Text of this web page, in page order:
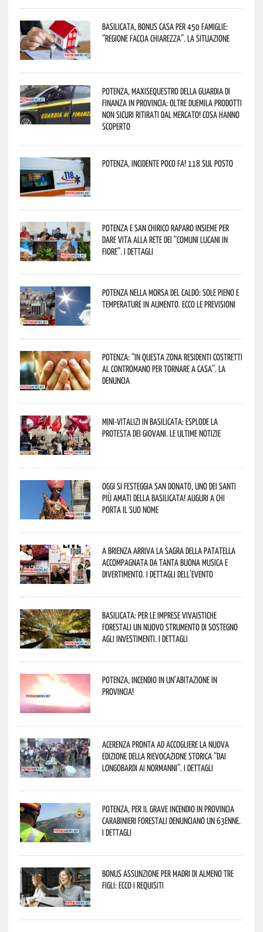
Basilicata, Bonus casa per 450 famiglie:
“Regione faccia chiarezza”. La situazione
Potenza, maxisequestro della Guardia di
Finanza in provincia: oltre duemila prodotti
non sicuri ritirati dal mercato! Cosa hanno
scoperto
Potenza, incidente poco fa! 118 sul posto
Potenza e San Chirico Raparo insieme per
dare vita alla rete dei “Comuni Lucani in
Fiore”. I dettagli
Potenza nella morsa del caldo: sole pieno e
temperature in aumento. Ecco le previsioni
Potenza: “In questa zona residenti costretti
al contromano per tornare a casa”. La
denuncia
Mini-vitalizi in Basilicata: esplode la
protesta dei giovani. Le ultime notizie
Oggi si festeggia San Donato, uno dei Santi
più amati della Basilicata! Auguri a chi
porta il suo nome
A Brienza arriva la Sagra della Patatella
accompagnata da tanta buona musica e
divertimento. I dettagli dell’evento
Basilicata: per le imprese vivaistiche
forestali un nuovo strumento di sostegno
agli investimenti. I dettagli
Potenza, incendio in un’abitazione in
provincia!
Acerenza pronta ad accogliere la nuova
edizione della rievocazione storica “Dai
Longobardi ai Normanni”. I dettagli
Potenza, per il grave incendio in Provincia
Carabinieri forestali denunciano un 63enne.
I dettagli
Bonus assunzione per madri di almeno tre
figli: ecco i requisiti